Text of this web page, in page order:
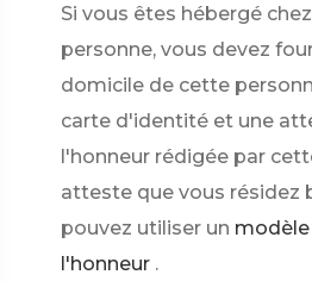
Si vous êtes hébergé
personne, vous devez
domicile de cette
carte d'identité et une
l'honneur rédigée par
atteste que vous résidez
pouvez utiliser un
l'honneur .